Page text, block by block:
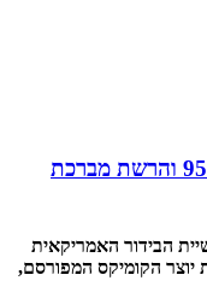
מזל טוב: סטן לי חוגג יום הולדת 95 והרשת מברכת
הבידור האמריקאית
יוצר הקומיקס המפורסם,